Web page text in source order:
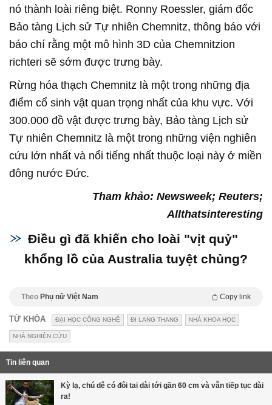
nó thành loài riêng biệt. Ronny Roessler, giám đốc
Bảo tàng Lịch sử Tự nhiên Chemnitz, thông báo với
báo chí rằng một mô hình 3D của Chemnitzion
richteri sẽ sớm được trưng bày.
Rừng hóa thạch Chemnitz là một trong những địa
điểm cổ sinh vật quan trọng nhất của khu vực. Với
300.000 đồ vật được trưng bày, Bảo tàng Lịch sử
Tự nhiên Chemnitz là một trong những viện nghiên
cứu lớn nhất và nổi tiếng nhất thuộc loại này ở miền
đông nước Đức.
Tham khảo: Newsweek; Reuters;
Allthatsinteresting
Điều gì đã khiến cho loài "vịt quỷ"
khổng lồ của Australia tuyệt chủng?
Theo Phụ nữ Việt Nam Copy link
TỪ KHÓA ĐẠI HỌC CÔNG NGHỆ ĐI LANG THANG NHÀ KHOA HỌC
NHÀ NGHIÊN CỨU
Tin liên quan
Kỳ lạ, chú dê có đôi tai dài tới gần 60 cm và vẫn tiếp tục dài
ra!